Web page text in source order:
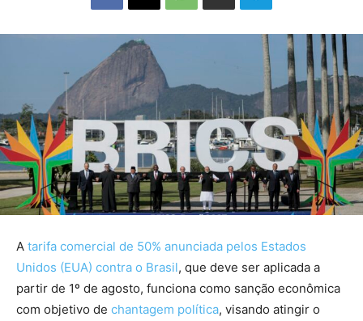
A tarifa comercial de 50% anunciada pelos Estados
Unidos (EUA) contra o Brasil, que deve ser aplicada a
partir de 1º de agosto, funciona como sanção econômica
com objetivo de chantagem política, visando atingir o